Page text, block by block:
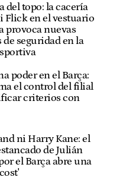
del topo: la cacería
Flick en el vestuario
provoca nuevas
de seguridad en la
poder en el Barça:
el control del filial
criterios con
ni Harry Kane: el
de Julián
el Barça abre una